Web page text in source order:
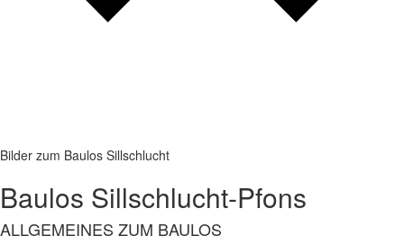
Bilder zum Baulos Sillschlucht
Baulos Sillschlucht-Pfons
ALLGEMEINES ZUM BAULOS